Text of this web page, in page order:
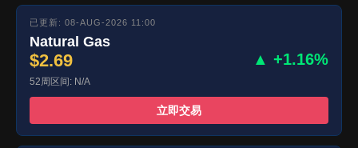
已更新: 08-AUG-2026 11:00
Natural Gas
$2.69 ▲ +1.16%
52周区间: N/A
立即交易